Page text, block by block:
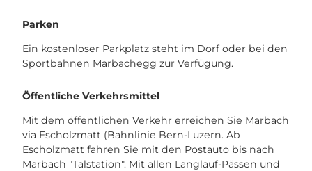
Parken
Ein kostenloser Parkplatz steht im Dorf oder bei den
Sportbahnen Marbachegg zur Verfügung.
Öffentliche Verkehrsmittel
Mit dem öffentlichen Verkehr erreichen Sie Marbach
via Escholzmatt (Bahnlinie Bern-Luzern. Ab
Escholzmatt fahren Sie mit den Postauto bis nach
Marbach "Talstation". Mit allen Langlauf-Pässen und